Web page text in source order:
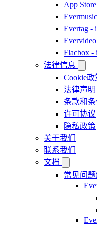
App
Evertag -
Flacbox
法律信息
Cookie政
法律声明
条款和
许可协议
隐私政策
关于我们
联系我们
文档
常见问